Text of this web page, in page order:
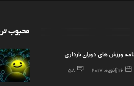
محبوب
ورزش های دوران بارداری
16 ژانویه, 2017 58